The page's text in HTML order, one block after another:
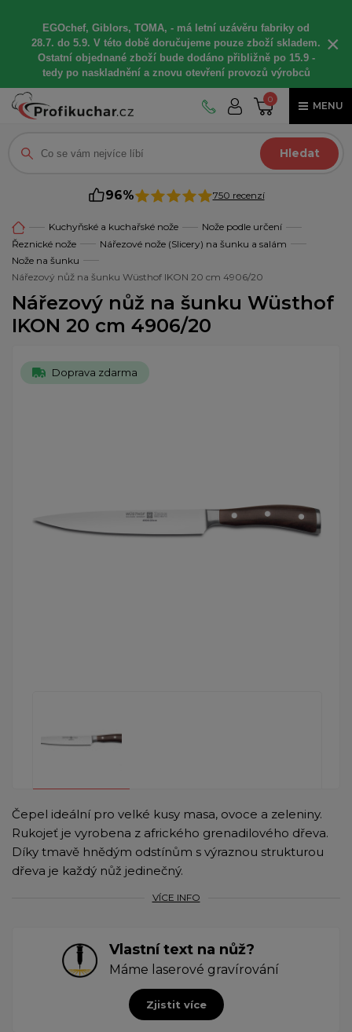
EGOchef, Giblors, TOMA, - má letní uzávěru fabriky od
28.7. do 5.9. V této době doručujeme pouze zboží skladem.
Ostatní objednané zboží bude dodáno přibližně po 15.9 -
tedy po naskladnění a znovu otevření provozů výrobců
×
0
MENU
Hledat
96% 750 recenzí
Kuchyňské a kuchařské nože
Nože podle určení
Řeznické nože
Nářezové nože (Slicery) na šunku a salám
Nože na šunku
Nářezový nůž na šunku Wüsthof IKON 20 cm 4906/20
Nářezový nůž na šunku Wüsthof
IKON 20 cm 4906/20
Doprava zdarma
Čepel ideální pro velké kusy masa, ovoce a zeleniny.
Rukojeť je vyrobena z afrického grenadilového dřeva.
Díky tmavě hnědým odstínům s výraznou strukturou
dřeva je každý nůž jedinečný.
VÍCE INFO
Vlastní text na nůž?
Máme laserové gravírování
Zjistit více